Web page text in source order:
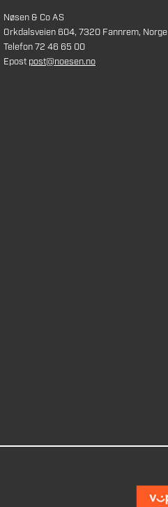
Nøsen & Co AS
Orkdalsveien 604, 7320 Fannrem, Norge
Telefon 72 46 65 00
Epost post@noesen.no